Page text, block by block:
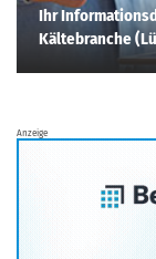
Ihr
Kältebranche
Anzeige